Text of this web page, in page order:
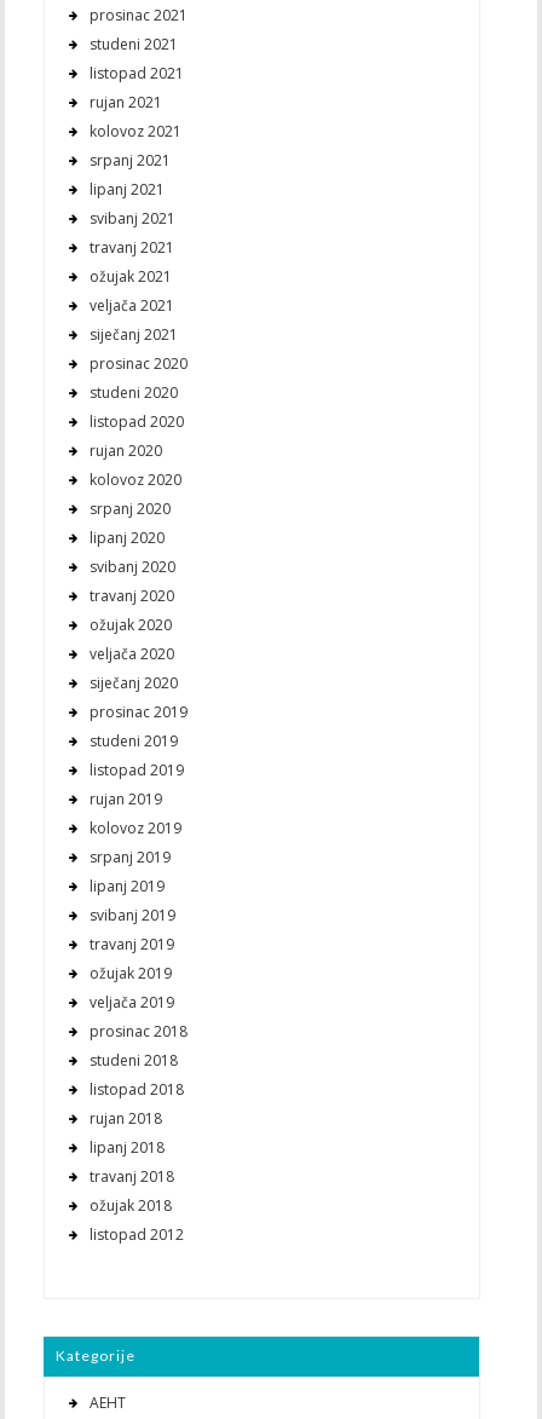
prosinac 2021
studeni 2021
listopad 2021
rujan 2021
kolovoz 2021
srpanj 2021
lipanj 2021
svibanj 2021
travanj 2021
ožujak 2021
veljača 2021
siječanj 2021
prosinac 2020
studeni 2020
listopad 2020
rujan 2020
kolovoz 2020
srpanj 2020
lipanj 2020
svibanj 2020
travanj 2020
ožujak 2020
veljača 2020
siječanj 2020
prosinac 2019
studeni 2019
listopad 2019
rujan 2019
kolovoz 2019
srpanj 2019
lipanj 2019
svibanj 2019
travanj 2019
ožujak 2019
veljača 2019
prosinac 2018
studeni 2018
listopad 2018
rujan 2018
lipanj 2018
travanj 2018
ožujak 2018
listopad 2012
Kategorije
AEHT